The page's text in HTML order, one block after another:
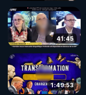
41:45
1:49:53